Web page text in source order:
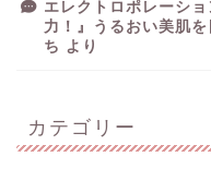
エレクトロポレーシ
力！』うるおい美肌
ち より
カテゴリー